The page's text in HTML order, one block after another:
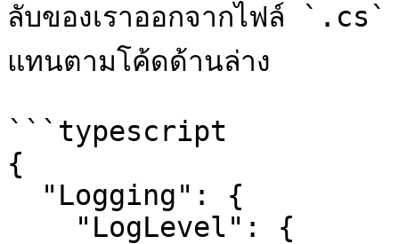
ลับของเราออกจากไฟล์
แทนตามโค้ดด้านล่าง
```typescript
{